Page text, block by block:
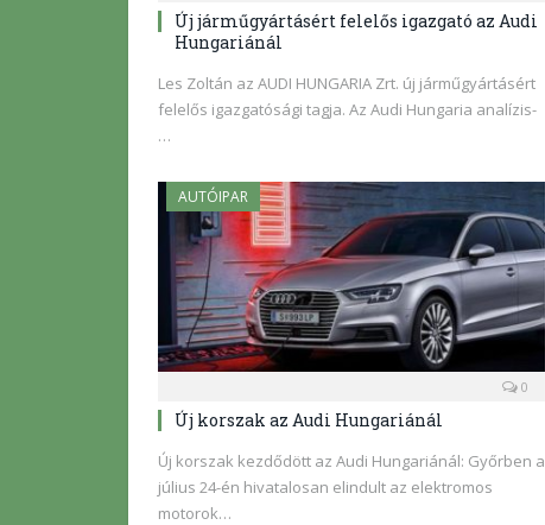
Új járműgyártásért felelős igazgató az Audi
Hungariánál
Les Zoltán az AUDI HUNGARIA Zrt. új járműgyártásért
felelős igazgatósági tagja. Az Audi Hungaria analízis-
…
AUTÓIPAR
0
Új korszak az Audi Hungariánál
Új korszak kezdődött az Audi Hungariánál: Győrben a
július 24-én hivatalosan elindult az elektromos
motorok…